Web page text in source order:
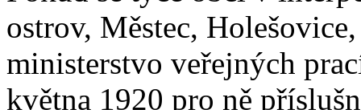
ostrov, Městec,
ministerstvo veřejných
května 1920 pro ně